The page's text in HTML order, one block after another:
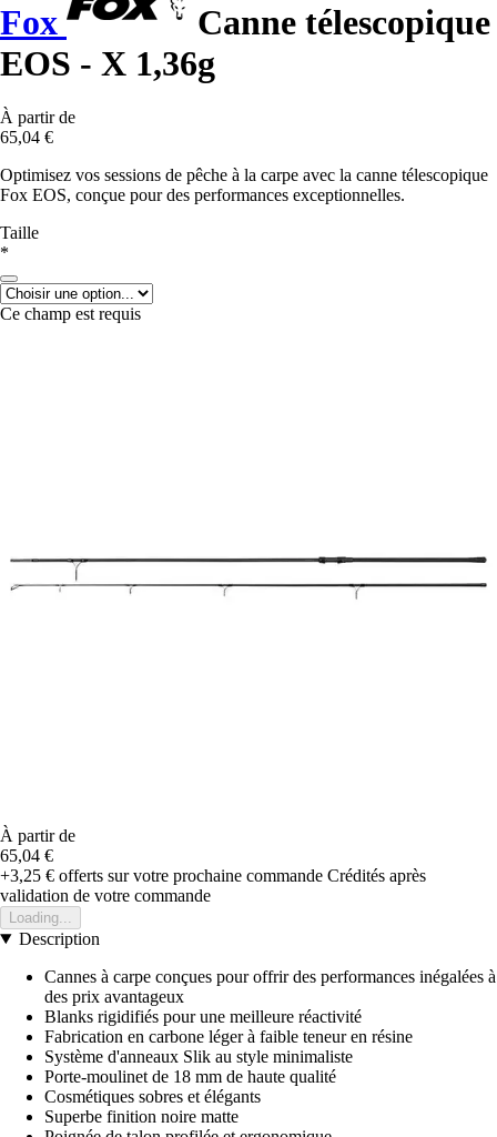
Fox
Canne télescopique
EOS - X 1,36g
À partir de
65,04 €
Optimisez vos sessions de pêche à la carpe avec la canne télescopique
Fox EOS, conçue pour des performances exceptionnelles.
Taille
*
Ce champ est requis
À partir de
65,04 €
+3,25 € offerts sur votre prochaine commande Crédités après
validation de votre commande
Loading...
Description
Cannes à carpe conçues pour offrir des performances inégalées à
des prix avantageux
Blanks rigidifiés pour une meilleure réactivité
Fabrication en carbone léger à faible teneur en résine
Système d'anneaux Slik au style minimaliste
Porte-moulinet de 18 mm de haute qualité
Cosmétiques sobres et élégants
Superbe finition noire matte